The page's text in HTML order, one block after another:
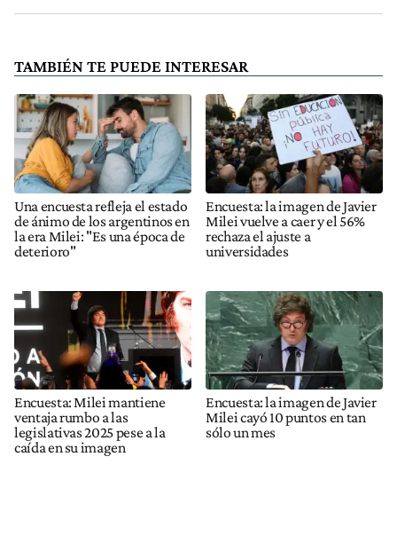
TAMBIÉN TE PUEDE INTERESAR
Una encuesta refleja el estado
de ánimo de los argentinos en
la era Milei: "Es una época de
deterioro"
Encuesta: la imagen de Javier
Milei vuelve a caer y el 56%
rechaza el ajuste a
universidades
Encuesta: Milei mantiene
ventaja rumbo a las
legislativas 2025 pese a la
caída en su imagen
Encuesta: la imagen de Javier
Milei cayó 10 puntos en tan
sólo un mes